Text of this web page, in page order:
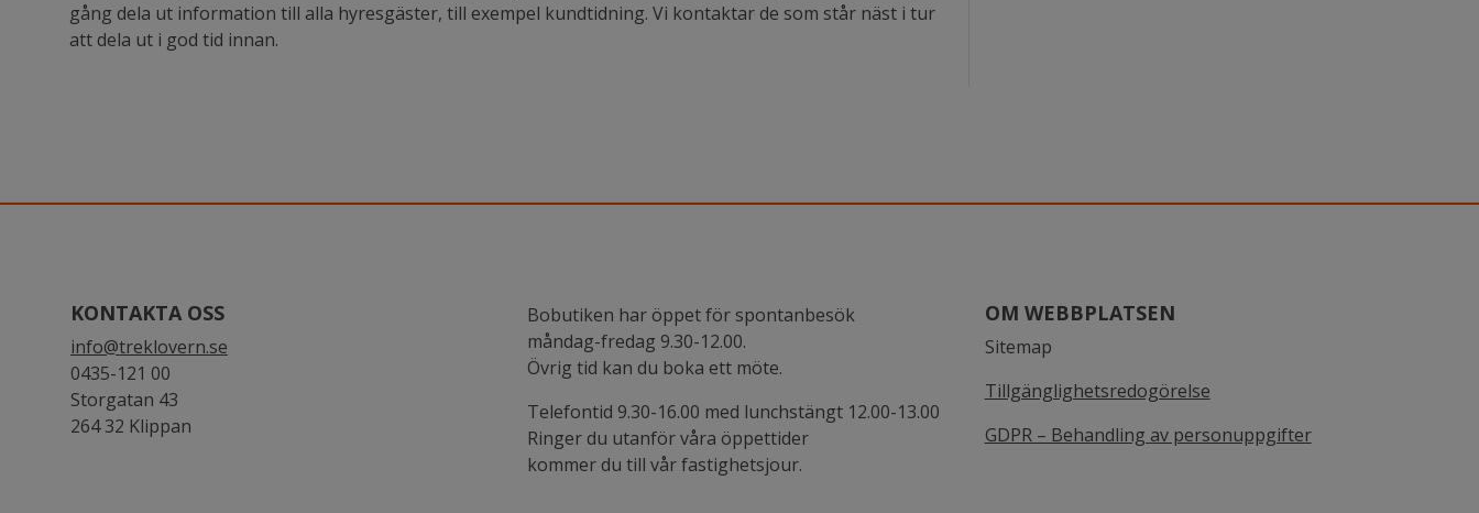
gång dela ut information till alla hyresgäster, till exempel kundtidning. Vi kontaktar de som står näst i tur
att dela ut i god tid innan.
KONTAKTA OSS
info@treklovern.se
0435-121 00
Storgatan 43
264 32 Klippan
Bobutiken har öppet för spontanbesök
måndag-fredag 9.30-12.00.
Övrig tid kan du boka ett möte.
Telefontid 9.30-16.00 med lunchstängt 12.00-13.00
Ringer du utanför våra öppettider
kommer du till vår fastighetsjour.
OM WEBBPLATSEN
Sitemap
Tillgänglighetsredogörelse
GDPR – Behandling av personuppgifter